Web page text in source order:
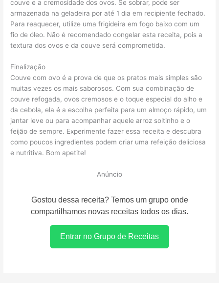
couve e a cremosidade dos ovos. Se sobrar, pode ser
armazenada na geladeira por até 1 dia em recipiente fechado.
Para reaquecer, utilize uma frigideira em fogo baixo com um
fio de óleo. Não é recomendado congelar esta receita, pois a
textura dos ovos e da couve será comprometida.
Finalização
Couve com ovo é a prova de que os pratos mais simples são
muitas vezes os mais saborosos. Com sua combinação de
couve refogada, ovos cremosos e o toque especial do alho e
da cebola, ela é a escolha perfeita para um almoço rápido, um
jantar leve ou para acompanhar aquele arroz soltinho e o
feijão de sempre. Experimente fazer essa receita e descubra
como poucos ingredientes podem criar uma refeição deliciosa
e nutritiva. Bom apetite!
Anúncio
Gostou dessa receita? Temos um grupo onde
compartilhamos novas receitas todos os dias.
Entrar no Grupo de Receitas